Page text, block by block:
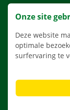
Onze site
Deze website
optimale
surfervaring te